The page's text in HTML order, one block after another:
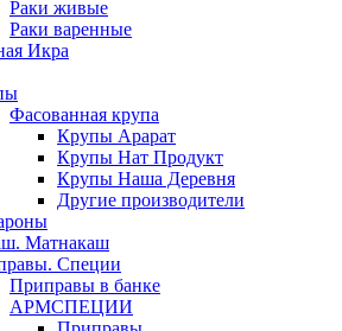
Раки живые
Раки варенные
Икра
Фасованная крупа
Крупы Арарат
Крупы Нат Продукт
Крупы Наша Деревня
Другие производители
Матнакаш
Специи
Приправы в банке
АРМСПЕЦИИ